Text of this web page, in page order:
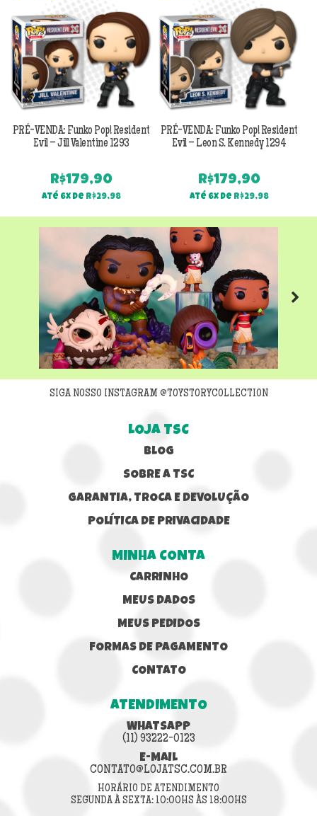
PRÉ-VENDA: Funko Pop! Resident
Evil – Jill Valentine 1293
R$179,90
Até 6x de R$29,98
PRÉ-VENDA: Funko Pop! Resident
Evil – Leon S. Kennedy 1294
R$179,90
Até 6x de R$29,98
Next
SIGA NOSSO INSTAGRAM @TOYSTORYCOLLECTION
LOJA TSC
BLOG
SOBRE A TSC
GARANTIA, TROCA E DEVOLUÇÃO
POLÍTICA DE PRIVACIDADE
MINHA CONTA
CARRINHO
MEUS DADOS
MEUS PEDIDOS
FORMAS DE PAGAMENTO
CONTATO
ATENDIMENTO
WHATSAPP
(11) 93222-0123
E-MAIL
CONTATO@LOJATSC.COM.BR
HORÁRIO DE ATENDIMENTO
SEGUNDA À SEXTA: 10:00HS ÀS 18:00HS